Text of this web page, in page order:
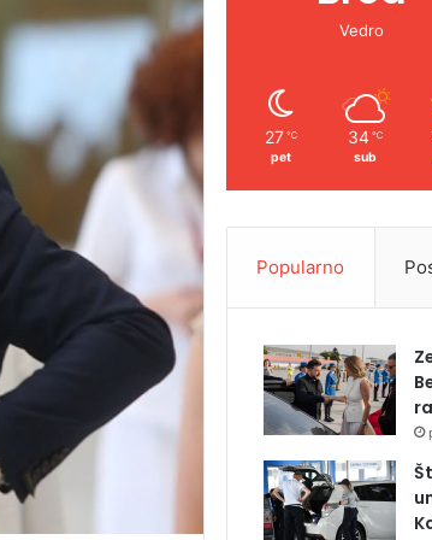
Vedro
27 ℃
pet
34 ℃
sub
Popularno